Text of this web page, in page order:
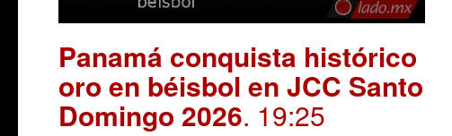
Panamá conquista histórico
oro en béisbol en JCC Santo
Domingo 2026. 19:25